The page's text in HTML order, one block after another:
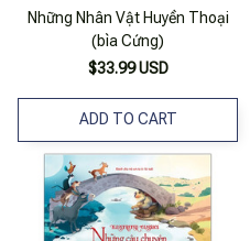
Những Nhân Vật Huyền Thoại
(bìa Cứng)
$33.99 USD
ADD TO CART